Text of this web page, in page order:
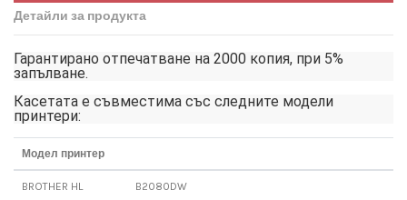
Детайли за продукта
Гарантирано отпечатване на 2000 копия, при 5%
запълване.
Касетата е съвместима със следните модели
принтери:
Модел принтер
BROTHER HL B2080DW